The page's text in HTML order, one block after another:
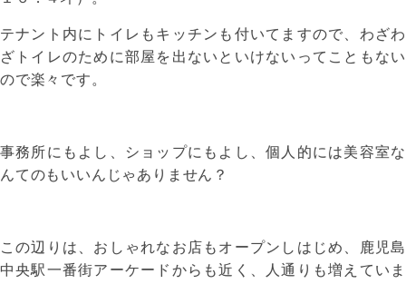
テナント内にトイレもキッチンも付いてますので、わざわ
ざトイレのために部屋を出ないといけないってこともない
ので楽々です。
事務所にもよし、ショップにもよし、個人的には美容室な
んてのもいいんじゃありません？
この辺りは、おしゃれなお店もオープンしはじめ、鹿児島
中央駅一番街アーケードからも近く、人通りも増えていま